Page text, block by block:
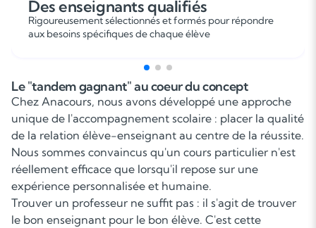
Des enseignants qualifiés
Rigoureusement sélectionnés et formés pour répondre
aux besoins spécifiques de chaque élève
Le "tandem gagnant" au coeur du concept
Chez Anacours, nous avons développé une approche
unique de l'accompagnement scolaire : placer la qualité
de la relation élève-enseignant au centre de la réussite.
Nous sommes convaincus qu'un cours particulier n'est
réellement efficace que lorsqu'il repose sur une
expérience personnalisée et humaine.
Trouver un professeur ne suffit pas : il s'agit de trouver
le bon enseignant pour le bon élève. C'est cette